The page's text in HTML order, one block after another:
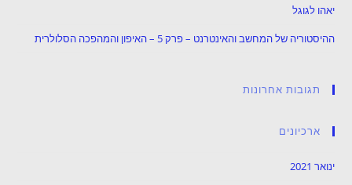
יאהו לגוגל
ההיסטוריה של המחשב והאינטרנט – פרק 5 – האיפון והמהפכה הסלולרית
תגובות אחרונות
ארכיונים
ינואר 2021